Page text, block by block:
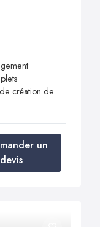
création de
un
devis